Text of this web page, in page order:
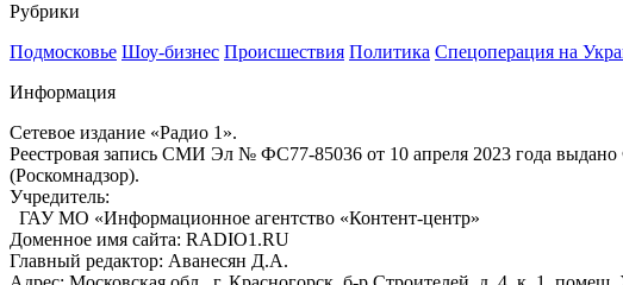
Рубрики
Подмосковье Шоу-бизнес Происшествия Политика Спецоперация на
Информация
Сетевое издание «Радио 1».
Реестровая запись СМИ Эл № ФС77-85036 от 10 апреля 2023 года
(Роскомнадзор).
Учредитель:
ГАУ МО «Информационное агентство «Контент-центр»
Доменное имя сайта: RADIO1.RU
Главный редактор: Аванесян Д.А.